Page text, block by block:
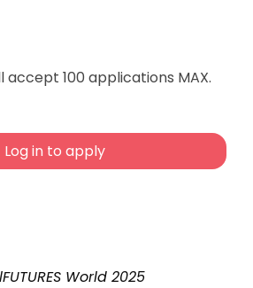
accept 100 applications MAX.
Log in to apply
World 2025